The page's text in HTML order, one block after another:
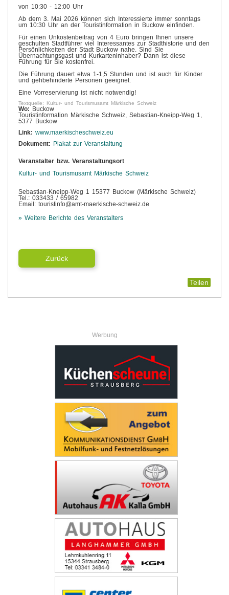
von 10:30 - 12:00 Uhr
Ab dem 3. Mai 2026 können sich Interessierte immer sonntags
um 10:30 Uhr an der Touristinformation in Buckow einfinden.
Für einen Unkostenbeitrag von 4 Euro bringen Ihnen unsere
geschulten Stadtführer viel Interessantes zur Stadthistorie und den
Persönlichkeiten der Stadt Buckow nahe. Sind Sie
Übernachtungsgast und Kurkarteninhaber? Dann ist diese
Führung für Sie kostenfrei.
Die Führung dauert etwa 1-1,5 Stunden und ist auch für Kinder
und gehbehinderte Personen geeignet.
Eine Vorreservierung ist nicht notwendig!
Textquelle: Kultur- und Tourismusamt Märkische Schweiz
Wo: Buckow
Touristinformation Märkische Schweiz, Sebastian-Kneipp-Weg 1,
5377 Buckow
Link: www.maerkischeschweiz.eu
Dokument: Plakat zur Veranstaltung
Veranstalter bzw. Veranstaltungsort
Kultur- und Tourismusamt Märkische Schweiz
Sebastian-Kneipp-Weg 1 15377 Buckow (Märkische Schweiz)
Tel.: 033433 / 65982
Email: touristinfo@amt-maerkische-schweiz.de
» Weitere Berichte des Veranstalters
Zurück
Teilen
Werbung